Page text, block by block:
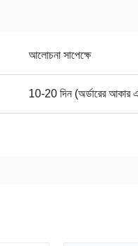
আলোচনা সাপেক্ষে
10-20 দিন (অর্ডারের আকার